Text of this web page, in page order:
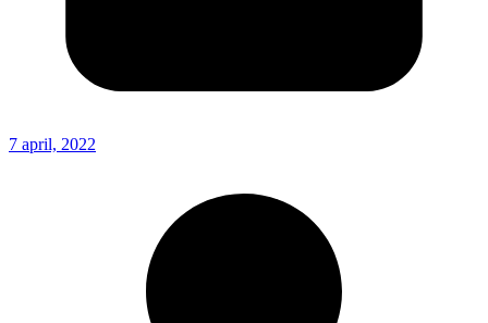
7 april, 2022